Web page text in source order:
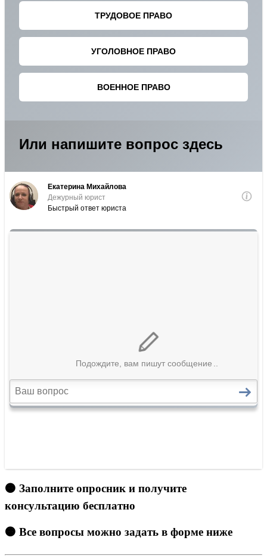
🟠 Заполните опросник и получите
консультацию бесплатно
🟠 Все вопросы можно задать в форме ниже